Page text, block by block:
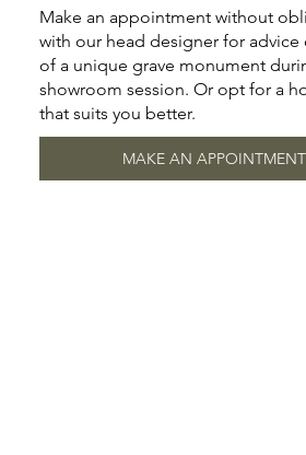
Make an appointment without
with our head designer for advice
of a unique grave monument
showroom session. Or opt for a
that suits you better.
MAKE AN APPOINTMENT